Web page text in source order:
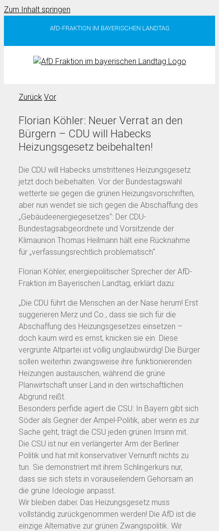
Zum Inhalt springen
AfD-FRAKTION IM BAYERISCHEN LANDTAG
Zurück Vor
Florian Köhler: Neuer Verrat an den
Bürgern – CDU will Habecks
Heizungsgesetz beibehalten!
Die CDU will Habecks umstrittenes Heizungsgesetz
jetzt doch beibehalten. Vor der Bundestagswahl
wetterte sie gegen die grünen Heizungsvorschriften,
aber nun wendet sie sich gegen die Abschaffung des
„Gebäudeenergiegesetzes“: Der CDU-
Bundestagsabgeordnete und Vorsitzende der
Klimaunion Thomas Heilmann hält eine Rücknahme
für „verfassungsrechtlich problematisch“.
Florian Köhler, energiepolitischer Sprecher der AfD-
Fraktion im Bayerischen Landtag, erklärt dazu:
„Die CDU führt die Menschen an der Nase herum! Erst
suggerieren Merz und Co., dass sie sich für die
Abschaffung des Heizungsgesetzes einsetzen –
doch kaum wird es ernst, knicken sie ein. Diese
vergrünte Altpartei ist völlig unglaubwürdig! Die Bürger
sollen weiterhin zwangsweise ihre funktionierenden
Heizungen austauschen, während die grüne
Planwirtschaft unser Land in den wirtschaftlichen
Abgrund reißt.
Besonders perfide agiert die CSU: In Bayern gibt sich
Söder als Gegner der Ampel-Politik, aber wenn es zur
Sache geht, trägt die CSU jeden grünen Irrsinn mit.
Die CSU ist nur ein verlängerter Arm der Berliner
Politik und hat mit konservativer Vernunft nichts zu
tun. Sie demonstriert mit ihrem Schlingerkurs nur,
dass sie sich stets in vorauseilendem Gehorsam an
die grüne Ideologie anpasst.
Wir bleiben dabei: Das Heizungsgesetz muss
vollständig zurückgenommen werden! Die AfD ist die
einzige Alternative zur grünen Zwangspolitik. Wir